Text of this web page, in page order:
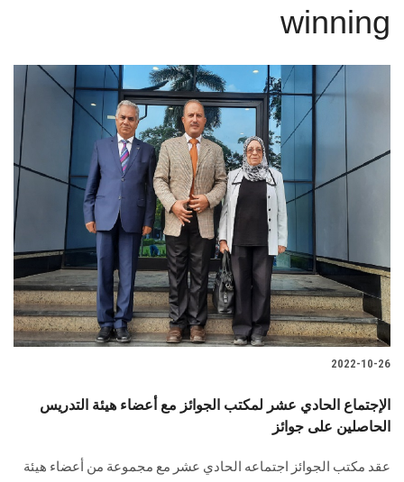
الأنظمة الذكية
الإعلام
تواصل معنا
الطلاب
هيئة التدريس
الدراسات العليا
الزائـرون
winning
2022-10-26
الإجتماع الحادي عشر لمكتب الجوائز مع أعضاء هيئة التدريس
الحاصلين على جوائز
عقد مكتب الجوائز اجتماعه الحادي عشر مع مجموعة من أعضاء هيئة